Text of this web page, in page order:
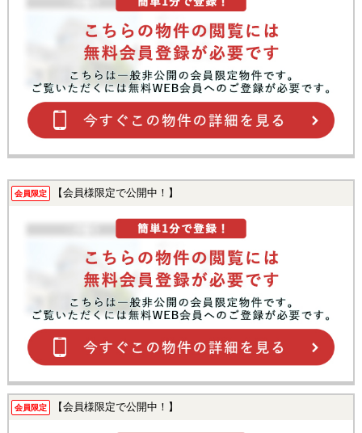
会員限定 【会員様限定で公開中！】
会員限定 【会員様限定で公開中！】